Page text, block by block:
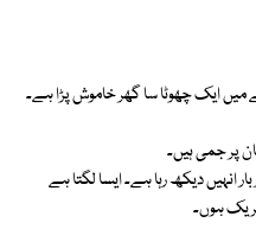
ایک چھوٹا سا گھر خاموش پڑا ہے۔
پر جمی ہیں۔
انہیں دیکھ رہا ہے۔ ایسا لگتا ہے
ہوں۔